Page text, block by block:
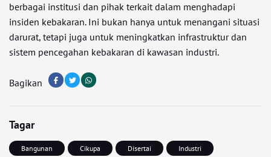
berbagai institusi dan pihak terkait dalam menghadapi
insiden kebakaran. Ini bukan hanya untuk menangani situasi
darurat, tetapi juga untuk meningkatkan infrastruktur dan
sistem pencegahan kebakaran di kawasan industri.
Bagikan
Tagar
Bangunan Cikupa Disertai
Industri